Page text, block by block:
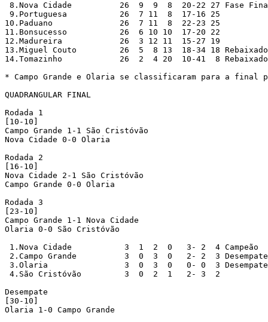
8.Nova Cidade		26  9  9  8  20-22 27 Fase Final (Campeão do 2º Turno)
9.Portuguesa		26  7 11  8  17-16 25
10.Paduano		26  7 11  8  22-23 25
11.Bonsucesso		26  6 10 10  17-20 22
12.Madureira		26  3 12 11  15-27 19
13.Miguel Couto		26  5  8 13  18-34 18 Rebaixado
14.Tomazinho		26  2  4 20  10-41  8 Rebaixado
* Campo Grande e Olaria se classificaram para a final
QUADRANGULAR FINAL
Rodada 1
[10-10]
Campo Grande 1-1 São Cristóvão
Nova Cidade 0-0 Olaria
Rodada 2
[16-10]
Nova Cidade 2-1 São Cristóvão
Campo Grande 0-0 Olaria
Rodada 3
[23-10]
Campo Grande 1-1 Nova Cidade
Olaria 0-0 São Cristóvão
1.Nova Cidade		 3  1  2  0   3- 2  4 Campeão
2.Campo Grande		 3  0  3  0   2- 2  3 Desempate
3.Olaria		 3  0  3  0   0- 0  3 Desempate
4.São Cristóvão	 3  0  2  1   2- 3  2
Desempate
[30-10]
Olaria 1-0 Campo Grande